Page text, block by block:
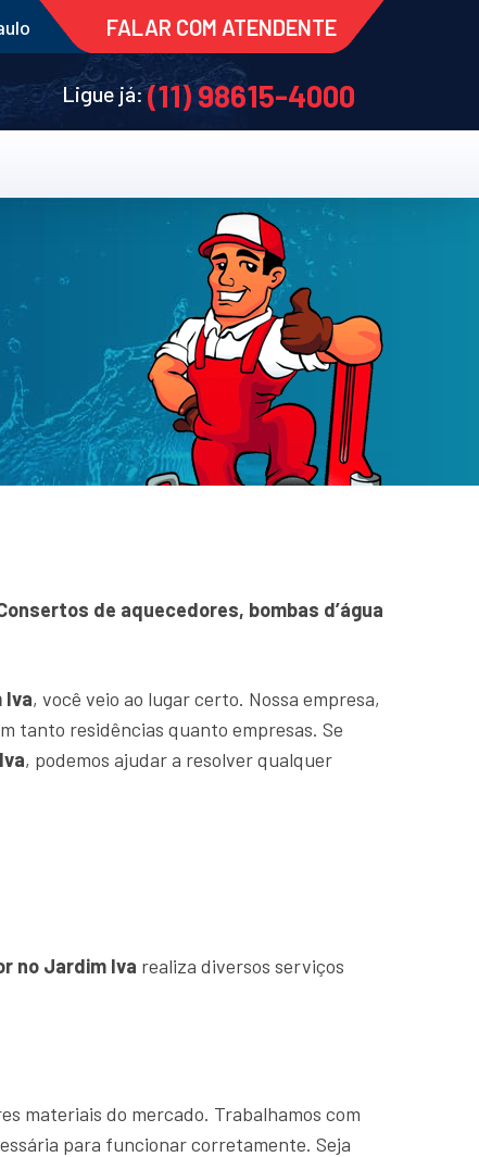
FALAR COM ATENDENTE
Ligue já:(11) 98615-4000
de aquecedores, bombas d’água
Iva, você veio ao lugar certo. Nossa empresa,
tanto residências quanto empresas. Se
, podemos ajudar a resolver qualquer
no Jardim Iva realiza diversos serviços
materiais do mercado. Trabalhamos com
para funcionar corretamente. Seja